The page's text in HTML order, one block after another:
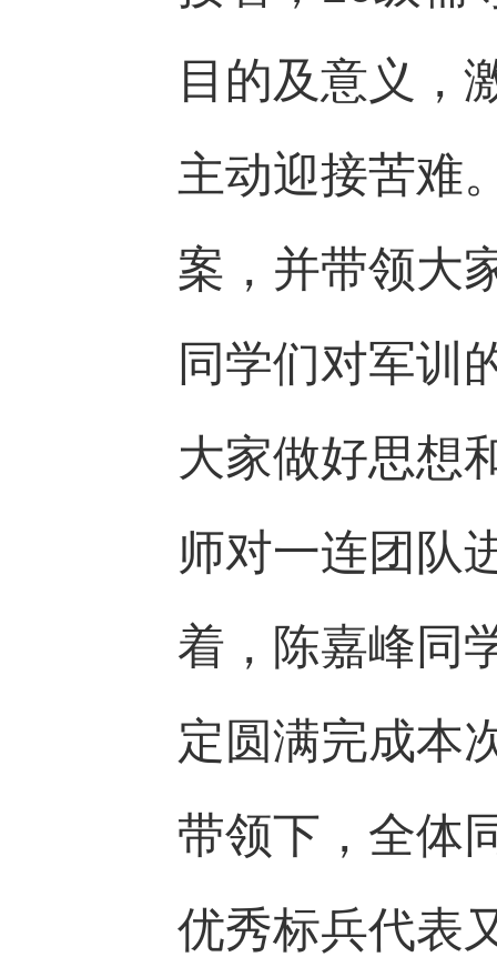
目的及意义，
主动迎接苦难
案，并带领大
同学们对军训
大家做好思想
师对一连团队
着，陈嘉峰同
定圆满完成本
带领下，全体
优秀标兵代表